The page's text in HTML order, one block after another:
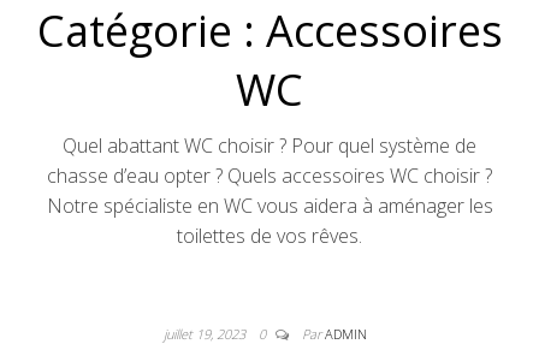
Catégorie : Accessoires
WC
Quel abattant WC choisir ? Pour quel système de
chasse d’eau opter ? Quels accessoires WC choisir ?
Notre spécialiste en WC vous aidera à aménager les
toilettes de vos rêves.
juillet 19, 2023 0 ParADMIN